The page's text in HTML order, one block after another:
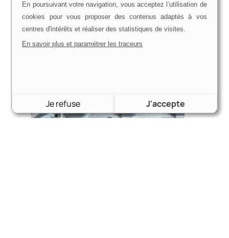
En poursuivant votre navigation, vous acceptez l’utilisation de
cookies pour vous proposer des contenus adaptés à vos
centres d'intérêts et réaliser des statistiques de visites.
En savoir plus et paramétrer les traceurs
Je refuse J'accepte